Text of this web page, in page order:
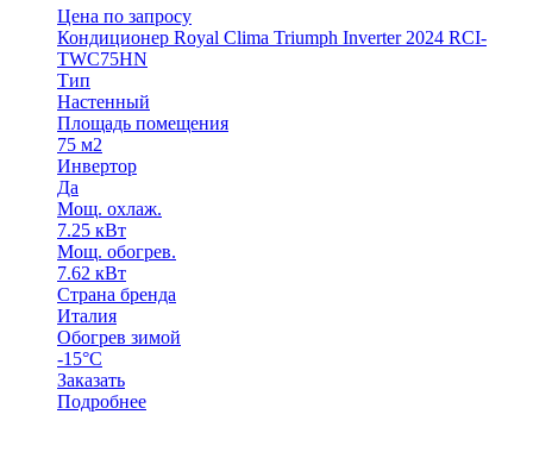
Цена по запросу
Кондиционер Royal Clima Triumph Inverter 2024 RCI-
TWC75HN
Тип
Настенный
Площадь помещения
75 м2
Инвертор
Да
Мощ. охлаж.
7.25 кВт
Мощ. обогрев.
7.62 кВт
Страна бренда
Италия
Обогрев зимой
-15°С
Заказать
Подробнее